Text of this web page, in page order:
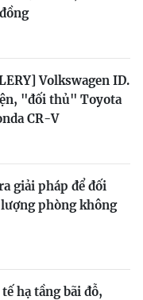
Volkswagen ID.
"đối thủ" Toyota
CR-V
giải pháp để đối
phòng không
hạ tầng bãi đỗ,